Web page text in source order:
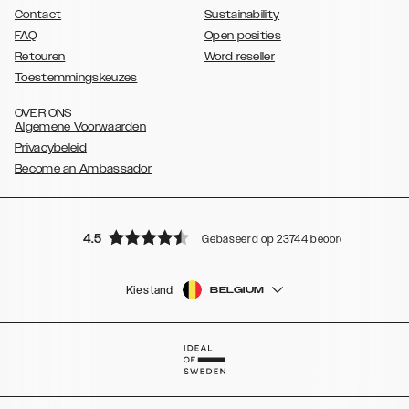
Contact
FAQ
Retouren
Toestemmingskeuzes
Sustainability
Open posities
Word reseller
OVER ONS
Algemene Voorwaarden
Privacybeleid
Become an Ambassador
4.5 Gebaseerd op 23744 beoordelingen
Kies land BELGIUM